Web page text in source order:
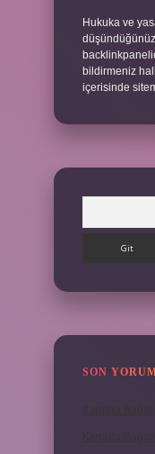
Hukuka ve
bildirmeniz
içerisinde
SON